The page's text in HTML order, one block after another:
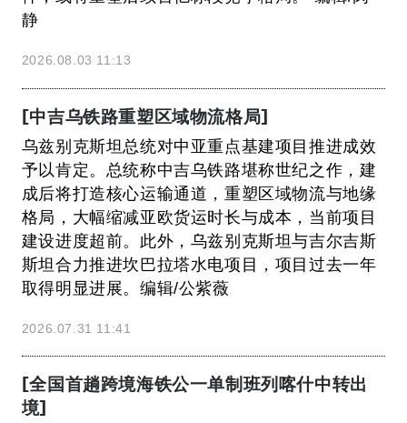
静
2026.08.03 11:13
[中吉乌铁路重塑区域物流格局]
乌兹别克斯坦总统对中亚重点基建项目推进成效
予以肯定。总统称中吉乌铁路堪称世纪之作，建
成后将打造核心运输通道，重塑区域物流与地缘
格局，大幅缩减亚欧货运时长与成本，当前项目
建设进度超前。此外，乌兹别克斯坦与吉尔吉斯
斯坦合力推进坎巴拉塔水电项目，项目过去一年
取得明显进展。编辑/公紫薇
2026.07.31 11:41
[全国首趟跨境海铁公一单制班列喀什中转出
境]